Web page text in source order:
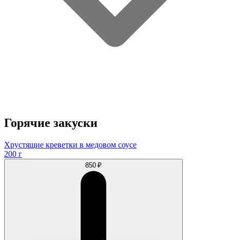
Горячие закуски
Хрустящие креветки в медовом соусе
200 г
850 ₽